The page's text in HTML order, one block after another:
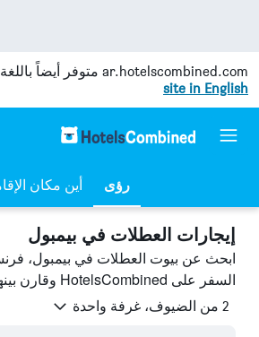
ar.hotelscombined.com متوفر أيضاً
site in English
رؤى أين مكان
إيجارات العطلات في بيمبول
ابحث عن بيوت العطلات في بيمبول،
السفر على HotelsCombined وقارن بينها ووفّر.
2 من الضيوف، غرفة واحدة